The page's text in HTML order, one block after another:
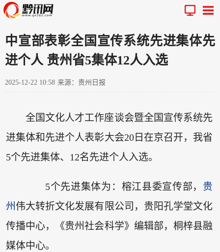
中宣部表彰全国宣传系统先进集体先
进个人 贵州省5集体12人入选
2025-12-22 10:58 来源：贵州日报
全国文化人才工作座谈会暨全国宣传系统先
进集体和先进个人表彰大会20日在京召开，我省
5个先进集体、12名先进个人入选。
5个先进集体为：榕江县委宣传部， 贵
州 伟大转折文化发展有限公司，贵阳孔学堂文化
传播中心，《贵州社会科学》编辑部，桐梓县融
媒体中心。